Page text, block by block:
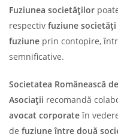
Fuziunea societăților
respectiv fuziune
fuziune prin contopire,
semnificative.
Societatea Românească
Asociații recomandă
avocat corporateîn
de fuziune între două